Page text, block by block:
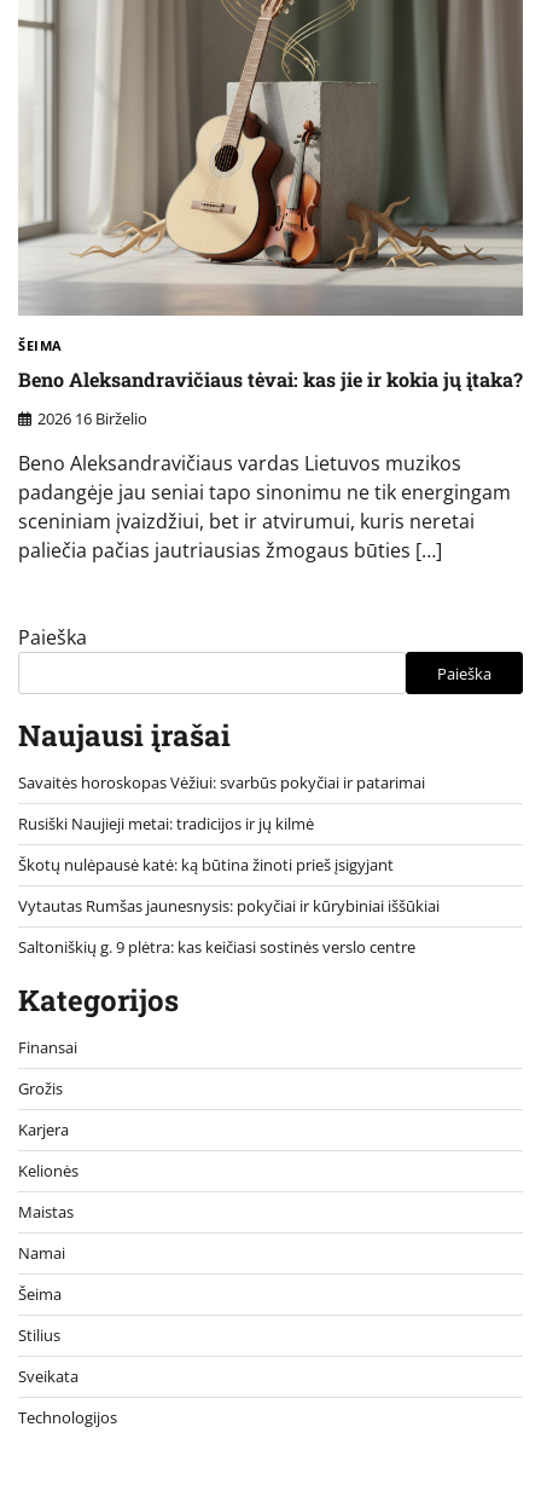
ŠEIMA
Beno Aleksandravičiaus tėvai: kas jie ir kokia jų įtaka?
2026 16 Birželio
Beno Aleksandravičiaus vardas Lietuvos muzikos
padangėje jau seniai tapo sinonimu ne tik energingam
sceniniam įvaizdžiui, bet ir atvirumui, kuris neretai
paliečia pačias jautriausias žmogaus būties […]
Paieška
Paieška
Naujausi įrašai
Savaitės horoskopas Vėžiui: svarbūs pokyčiai ir patarimai
Rusiški Naujieji metai: tradicijos ir jų kilmė
Škotų nulėpausė katė: ką būtina žinoti prieš įsigyjant
Vytautas Rumšas jaunesnysis: pokyčiai ir kūrybiniai iššūkiai
Saltoniškių g. 9 plėtra: kas keičiasi sostinės verslo centre
Kategorijos
Finansai
Grožis
Karjera
Kelionės
Maistas
Namai
Šeima
Stilius
Sveikata
Technologijos